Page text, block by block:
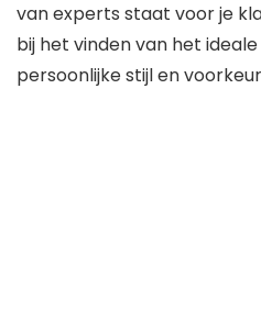
van experts staat voor je
bij het vinden van het
persoonlijke stijl en